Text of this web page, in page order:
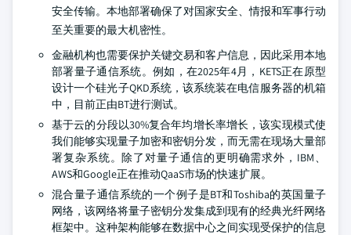
安全传输。本地部署确保了对国家安全、情报和军事行动
至关重要的最大机密性。
金融机构也需要保护关键交易和客户信息，因此采用本地
部署量子通信系统。例如，在2025年4月，KETS正在原型
设计一个硅光子QKD系统，该系统装在电信服务器的机箱
中，目前正由BT进行测试。
基于云的分段以30%复合年均增长率增长，该实现模式使
我们能够实现量子加密和密钥分发，而无需在现场大量部
署复杂系统。除了对量子通信的更明确需求外，IBM、
AWS和Google正在推动QaaS市场的快速扩展。
混合量子通信系统的一个例子是BT和Toshiba的英国量子
网络，该网络将量子密钥分发集成到现有的经典光纤网络
框架中。这种架构能够在数据中心之间实现受保护的信息